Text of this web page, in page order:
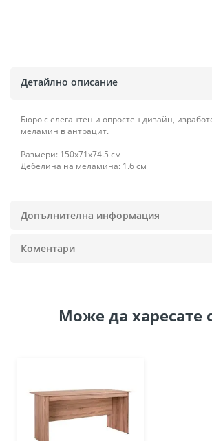
Детайлно описание
Бюро с елегантен и опростен дизайн,
меламин в антрацит.
Размери: 150x71x74.5 см
Дебелина на меламина: 1.6 см
Допълнителна информация
Коментари
Може да харесате